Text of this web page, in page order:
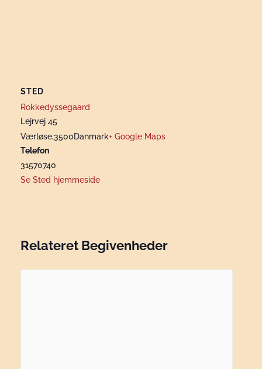
STED
Rokkedyssegaard
Lejrvej 45
Værløse,3500Danmark+ Google Maps
Telefon
31570740
Se Sted hjemmeside
Relateret Begivenheder